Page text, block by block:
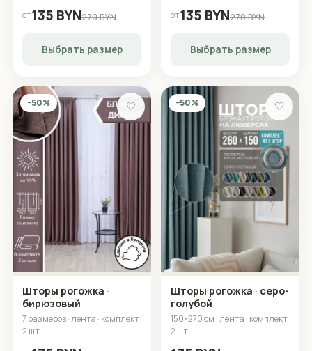
от135 BYN270 BYN
Выбрать размер
от135 BYN270 BYN
Выбрать размер
−50% 🤍
Шторы рогожка ·
бирюзовый
7 размеров · лента · комплект
2 шт
−50% 🤍
Шторы рогожка · серо-
голубой
150×270 см · лента · комплект
2 шт